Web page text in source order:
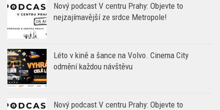
Nový podcast V centru Prahy: Objevte to
nejzajímavější ze srdce Metropole!
Léto v kině a šance na Volvo. Cinema City
odmění každou návštěvu
Nový podcast V centru Prahy: Objevte to